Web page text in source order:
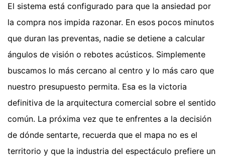
El sistema está configurado para que la ansiedad por
la compra nos impida razonar. En esos pocos minutos
que duran las preventas, nadie se detiene a calcular
ángulos de visión o rebotes acústicos. Simplemente
buscamos lo más cercano al centro y lo más caro que
nuestro presupuesto permita. Esa es la victoria
definitiva de la arquitectura comercial sobre el sentido
común. La próxima vez que te enfrentes a la decisión
de dónde sentarte, recuerda que el mapa no es el
territorio y que la industria del espectáculo prefiere un